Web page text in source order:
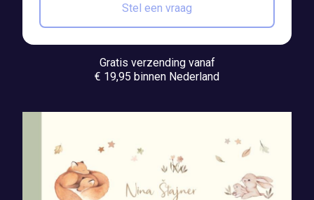
Stel een vraag
Gratis verzending vanaf
€ 19,95 binnen Nederland